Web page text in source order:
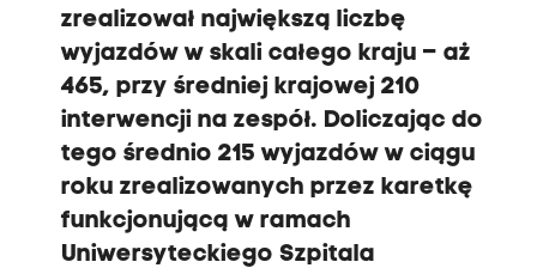
zrealizował największą liczbę
wyjazdów w skali całego kraju – aż
465, przy średniej krajowej 210
interwencji na zespół. Doliczając do
tego średnio 215 wyjazdów w ciągu
roku zrealizowanych przez karetkę
funkcjonującą w ramach
Uniwersyteckiego Szpitala